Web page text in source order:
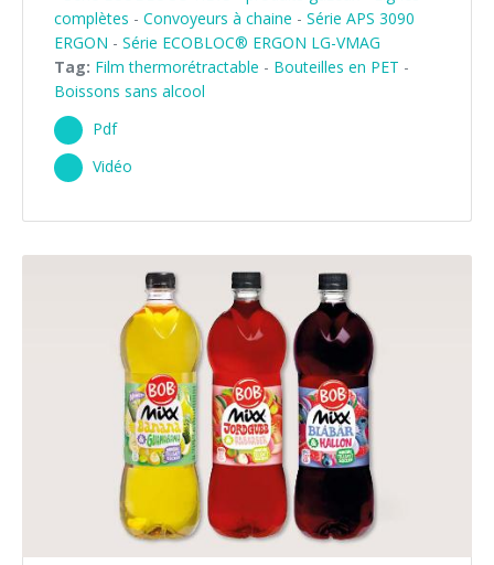
entrée en ligne
entrée à 90°
Formation palettiseurs
complètes - Convoyeurs à chaine - Série APS 3090
ERGON - Série ECOBLOC® ERGON LG-VMAG
Tag: Film thermorétractable - Bouteilles en PET -
Boissons sans alcool
Pdf
Vidéo